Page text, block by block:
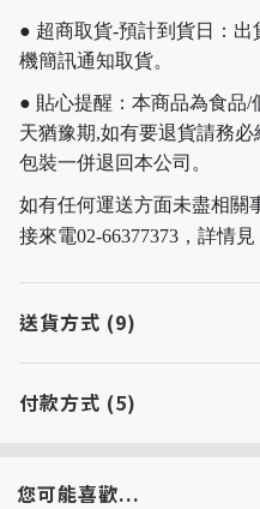
● 超商取貨-預計到貨日：
機簡訊通知取貨。
● 貼心提醒：本商品為食品
天猶豫期,如有要退貨請務
包裝一併退回本公司。
如有任何運送方面未盡相關
接來電02-66377373， 詳情見
送貨方式 (9)
付款方式 (5)
您可能喜歡...